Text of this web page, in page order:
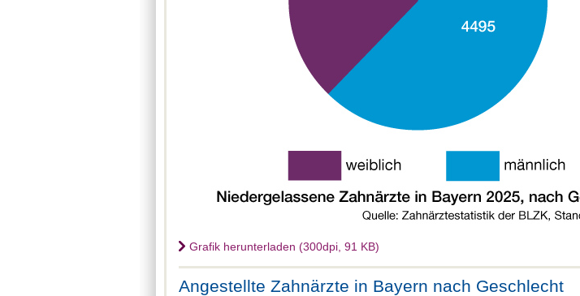
Grafik herunterladen (300dpi, 91 KB)
Angestellte Zahnärzte in Bayern nach Geschlecht